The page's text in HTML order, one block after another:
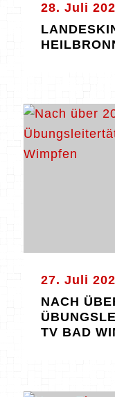
28. Juli
27. Juli
NACH
TV BAD